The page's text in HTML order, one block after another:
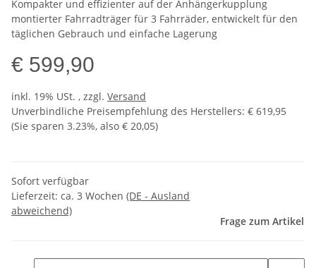
Kompakter und effizienter auf der Anhängerkupplung
montierter Fahrradträger für 3 Fahrräder, entwickelt für den
täglichen Gebrauch und einfache Lagerung
€ 599,90
inkl. 19% USt. , zzgl. Versand
Unverbindliche Preisempfehlung des Herstellers: € 619,95
(Sie sparen 3.23%, also € 20,05)
Sofort verfügbar
Lieferzeit: ca. 3 Wochen (DE - Ausland
abweichend)
Frage zum Artikel